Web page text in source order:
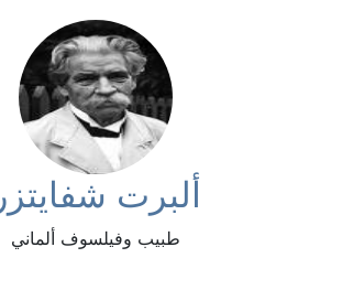
ألبرت شفايتزر
طبيب وفيلسوف ألماني